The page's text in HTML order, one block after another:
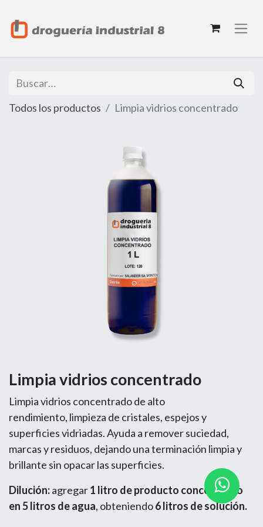
Todos los productos Limpia vidrios concentrado
Limpia vidrios concentrado
Limpia vidrios concentrado de alto
rendimiento, limpieza de cristales, espejos y
superficies vidriadas. Ayuda a remover suciedad,
marcas y residuos, dejando una terminación limpia y
brillante sin opacar las superficies.
Dilución:agregar1 litro de producto concentrado
en 5 litros de agua, obteniendo6 litros de solución.